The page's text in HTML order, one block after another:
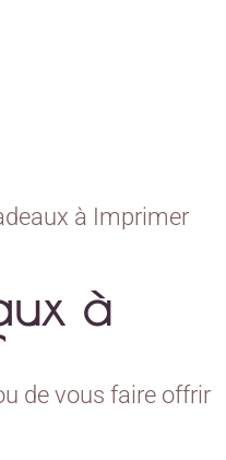
à Imprimer
à
de vous faire offrir